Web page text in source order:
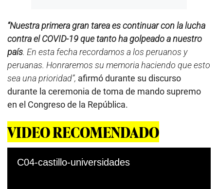
“Nuestra primera gran tarea es continuar con la lucha
contra el COVID-19 que tanto ha golpeado a nuestro
país. En esta fecha recordamos a los peruanos y
peruanas. Honraremos su memoria haciendo que esto
sea una prioridad”, afirmó durante su discurso
durante la ceremonia de toma de mando supremo
en el Congreso de la República.
VIDEO RECOMENDADO
C04-castillo-universidades